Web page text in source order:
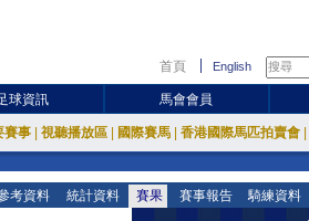
首頁 English
球資訊 馬會會員
賽事 視聽播放區 國際賽馬 香港國際馬匹拍賣會
考資料 統計資料 賽果 賽事報告 騎練資料